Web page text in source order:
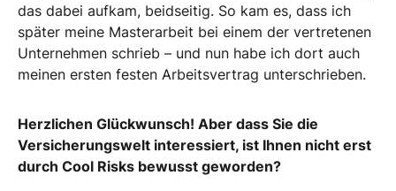
das dabei aufkam, beidseitig. So kam es, dass ich
später meine Masterarbeit bei einem der vertretenen
Unternehmen schrieb – und nun habe ich dort auch
meinen ersten festen Arbeitsvertrag unterschrieben.
Herzlichen Glückwunsch! Aber dass Sie die
Versicherungswelt interessiert, ist Ihnen nicht erst
durch Cool Risks bewusst geworden?